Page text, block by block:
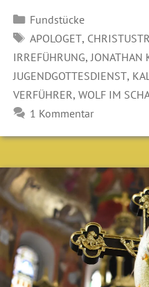
Kategorien
Fundstücke
SCHLAGWÖRTER
APOLOGET,
IRREFÜHRUNG,JONATHAN
JUGENDGOTTESDIENST,
VERFÜHRER,WOLF IM
1 Kommentar